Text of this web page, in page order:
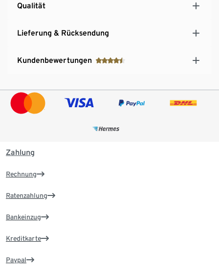
Qualität
Lieferung & Rücksendung
Kundenbewertungen
Zahlung
Rechnung
Ratenzahlung
Bankeinzug
Kreditkarte
Paypal